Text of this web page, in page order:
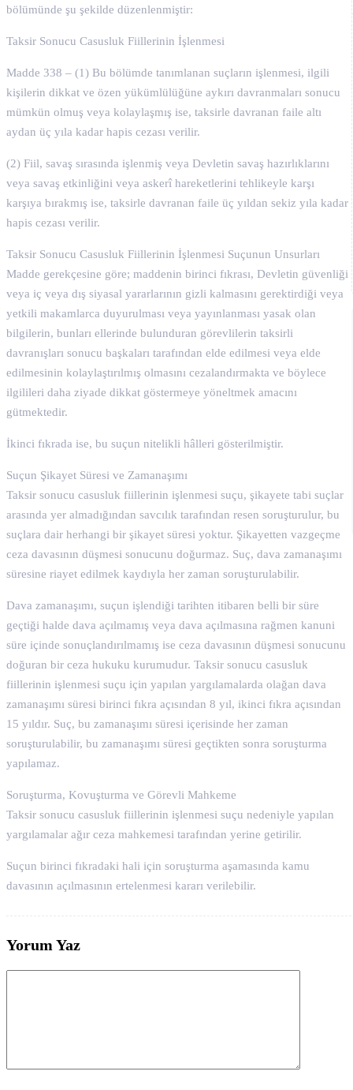
bölümünde şu şekilde düzenlenmiştir:
Taksir Sonucu Casusluk Fiillerinin İşlenmesi
Madde 338 – (1) Bu bölümde tanımlanan suçların işlenmesi, ilgili
kişilerin dikkat ve özen yükümlülüğüne aykırı davranmaları sonucu
mümkün olmuş veya kolaylaşmış ise, taksirle davranan faile altı
aydan üç yıla kadar hapis cezası verilir.
(2) Fiil, savaş sırasında işlenmiş veya Devletin savaş hazırlıklarını
veya savaş etkinliğini veya askerî hareketlerini tehlikeyle karşı
karşıya bırakmış ise, taksirle davranan faile üç yıldan sekiz yıla kadar
hapis cezası verilir.
Taksir Sonucu Casusluk Fiillerinin İşlenmesi Suçunun Unsurları
Madde gerekçesine göre; maddenin birinci fıkrası, Devletin güvenliği
veya iç veya dış siyasal yararlarının gizli kalmasını gerektirdiği veya
yetkili makamlarca duyurulması veya yayınlanması yasak olan
bilgilerin, bunları ellerinde bulunduran görevlilerin taksirli
davranışları sonucu başkaları tarafından elde edilmesi veya elde
edilmesinin kolaylaştırılmış olmasını cezalandırmakta ve böylece
ilgilileri daha ziyade dikkat göstermeye yöneltmek amacını
gütmektedir.
İkinci fıkrada ise, bu suçun nitelikli hâlleri gösterilmiştir.
Suçun Şikayet Süresi ve Zamanaşımı
Taksir sonucu casusluk fiillerinin işlenmesi suçu, şikayete tabi suçlar
arasında yer almadığından savcılık tarafından resen soruşturulur, bu
suçlara dair herhangi bir şikayet süresi yoktur. Şikayetten vazgeçme
ceza davasının düşmesi sonucunu doğurmaz. Suç, dava zamanaşımı
süresine riayet edilmek kaydıyla her zaman soruşturulabilir.
Dava zamanaşımı, suçun işlendiği tarihten itibaren belli bir süre
geçtiği halde dava açılmamış veya dava açılmasına rağmen kanuni
süre içinde sonuçlandırılmamış ise ceza davasının düşmesi sonucunu
doğuran bir ceza hukuku kurumudur. Taksir sonucu casusluk
fiillerinin işlenmesi suçu için yapılan yargılamalarda olağan dava
zamanaşımı süresi birinci fıkra açısından 8 yıl, ikinci fıkra açısından
15 yıldır. Suç, bu zamanaşımı süresi içerisinde her zaman
soruşturulabilir, bu zamanaşımı süresi geçtikten sonra soruşturma
yapılamaz.
Soruşturma, Kovuşturma ve Görevli Mahkeme
Taksir sonucu casusluk fiillerinin işlenmesi suçu nedeniyle yapılan
yargılamalar ağır ceza mahkemesi tarafından yerine getirilir.
Suçun birinci fıkradaki hali için soruşturma aşamasında kamu
davasının açılmasının ertelenmesi kararı verilebilir.
Yorum Yaz